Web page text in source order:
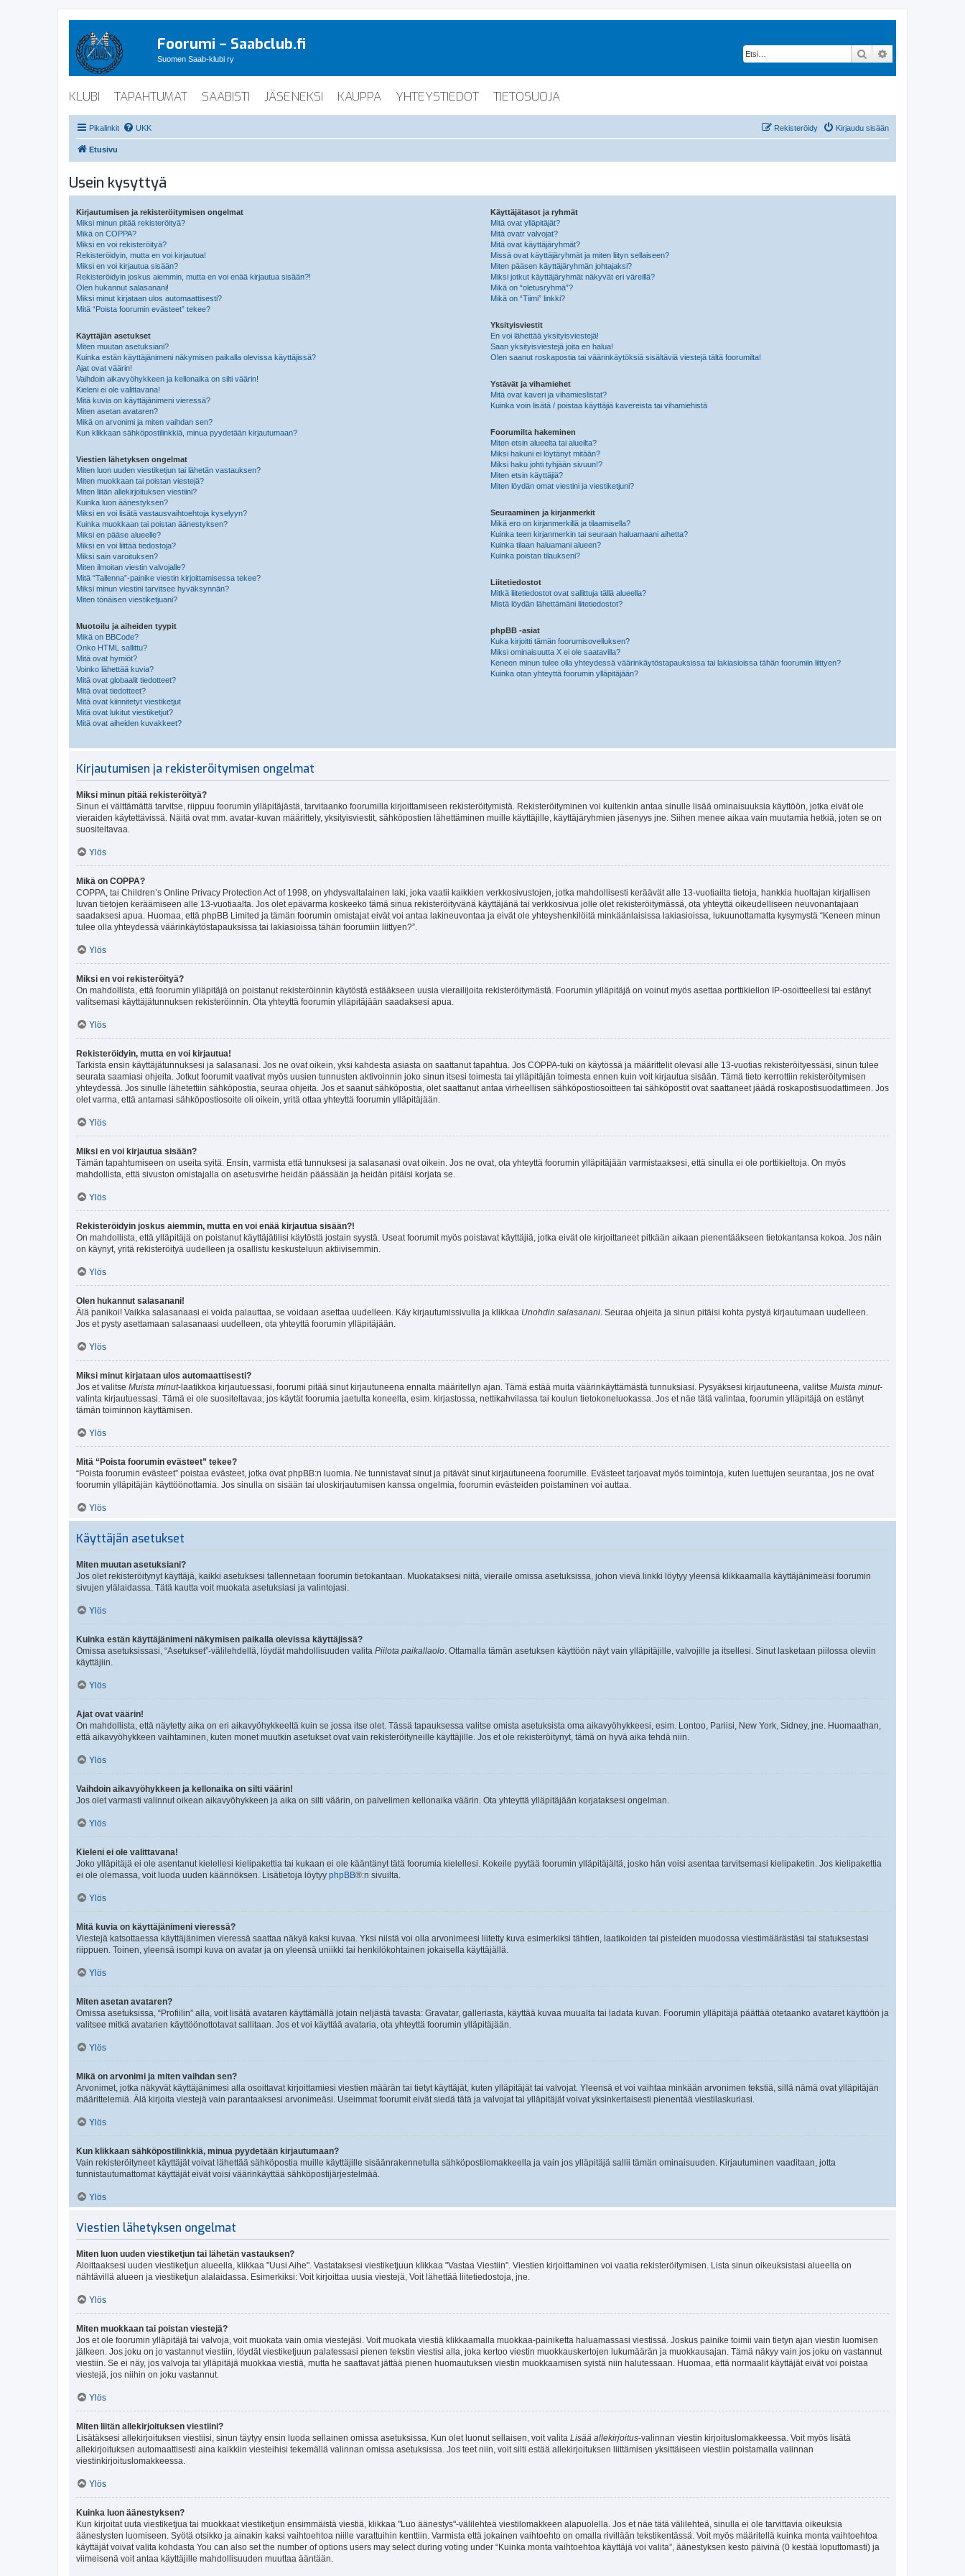
Foorumi – Saabclub.fi
Suomen Saab-klubi ry Etsi
KLUBI TAPAHTUMAT SAABISTI JÄSENEKSI KAUPPA YHTEYSTIEDOT TIETOSUOJA
Pikalinkit UKK Kirjaudu sisään
Rekisteröidy
Etusivu
Usein kysyttyä
Kirjautumisen ja rekisteröitymisen ongelmat
Miksi minun pitää rekisteröityä?
Mikä on COPPA?
Miksi en voi rekisteröityä?
Rekisteröidyin, mutta en voi kirjautua!
Miksi en voi kirjautua sisään?
Rekisteröidyin joskus aiemmin, mutta en voi enää kirjautua sisään?!
Olen hukannut salasanani!
Miksi minut kirjataan ulos automaattisesti?
Mitä “Poista foorumin evästeet” tekee?
Käyttäjän asetukset
Miten muutan asetuksiani?
Kuinka estän käyttäjänimeni näkymisen paikalla olevissa käyttäjissä?
Ajat ovat väärin!
Vaihdoin aikavyöhykkeen ja kellonaika on silti väärin!
Kieleni ei ole valittavana!
Mitä kuvia on käyttäjänimeni vieressä?
Miten asetan avataren?
Mikä on arvonimi ja miten vaihdan sen?
Kun klikkaan sähköpostilinkkiä, minua pyydetään kirjautumaan?
Viestien lähetyksen ongelmat
Miten luon uuden viestiketjun tai lähetän vastauksen?
Miten muokkaan tai poistan viestejä?
Miten liitän allekirjoituksen viestiini?
Kuinka luon äänestyksen?
Miksi en voi lisätä vastausvaihtoehtoja kyselyyn?
Kuinka muokkaan tai poistan äänestyksen?
Miksi en pääse alueelle?
Miksi en voi liittää tiedostoja?
Miksi sain varoituksen?
Miten ilmoitan viestin valvojalle?
Mitä “Tallenna”-painike viestin kirjoittamisessa tekee?
Miksi minun viestini tarvitsee hyväksynnän?
Miten tönäisen viestiketjuani?
Muotoilu ja aiheiden tyypit
Mikä on BBCode?
Onko HTML sallittu?
Mitä ovat hymiöt?
Voinko lähettää kuvia?
Mitä ovat globaalit tiedotteet?
Mitä ovat tiedotteet?
Mitä ovat kiinnitetyt viestiketjut
Mitä ovat lukitut viestiketjut?
Mitä ovat aiheiden kuvakkeet?
Käyttäjätasot ja ryhmät
Mitä ovat ylläpitäjät?
Mitä ovatr valvojat?
Mitä ovat käyttäjäryhmät?
Missä ovat käyttäjäryhmät ja miten liityn sellaiseen?
Miten pääsen käyttäjäryhmän johtajaksi?
Miksi jotkut käyttäjäryhmät näkyvät eri väreillä?
Mikä on “oletusryhmä”?
Mikä on “Tiimi” linkki?
Yksityisviestit
En voi lähettää yksityisviestejä!
Saan yksityisviestejä joita en halua!
Olen saanut roskapostia tai väärinkäytöksiä sisältäviä viestejä tältä foorumilta!
Ystävät ja vihamiehet
Mitä ovat kaveri ja vihamieslistat?
Kuinka voin lisätä / poistaa käyttäjiä kavereista tai vihamiehistä
Foorumilta hakeminen
Miten etsin alueelta tai alueilta?
Miksi hakuni ei löytänyt mitään?
Miksi haku johti tyhjään sivuun!?
Miten etsin käyttäjiä?
Miten löydän omat viestini ja viestiketjuni?
Seuraaminen ja kirjanmerkit
Mikä ero on kirjanmerkillä ja tilaamisella?
Kuinka teen kirjanmerkin tai seuraan haluamaani aihetta?
Kuinka tilaan haluamani alueen?
Kuinka poistan tilaukseni?
Liitetiedostot
Mitkä liitetiedostot ovat sallittuja tällä alueella?
Mistä löydän lähettämäni liitetiedostot?
phpBB -asiat
Kuka kirjoitti tämän foorumisovelluksen?
Miksi ominaisuutta X ei ole saatavilla?
Keneen minun tulee olla yhteydessä väärinkäytöstapauksissa tai lakiasioissa tähän foorumiin liittyen?
Kuinka otan yhteyttä foorumin ylläpitäjään?
Kirjautumisen ja rekisteröitymisen ongelmat
Miksi minun pitää rekisteröityä?
Sinun ei välttämättä tarvitse, riippuu foorumin ylläpitäjästä, tarvitaanko foorumilla kirjoittamiseen rekisteröitymistä. Rekisteröityminen voi kuitenkin antaa sinulle lisää ominaisuuksia käyttöön, jotka eivät ole
vieraiden käytettävissä. Näitä ovat mm. avatar-kuvan määrittely, yksityisviestit, sähköpostien lähettäminen muille käyttäjille, käyttäjäryhmien jäsenyys jne. Siihen menee aikaa vain muutamia hetkiä, joten se on
suositeltavaa.
Ylös
Mikä on COPPA?
COPPA, tai Children’s Online Privacy Protection Act of 1998, on yhdysvaltalainen laki, joka vaatii kaikkien verkkosivustojen, jotka mahdollisesti keräävät alle 13-vuotiailta tietoja, hankkia huoltajan kirjallisen
luvan tietojen keräämiseen alle 13-vuotiaalta. Jos olet epävarma koskeeko tämä sinua rekisteröityvänä käyttäjänä tai verkkosivua jolle olet rekisteröitymässä, ota yhteyttä oikeudelliseen neuvonantajaan
saadaksesi apua. Huomaa, että phpBB Limited ja tämän foorumin omistajat eivät voi antaa lakineuvontaa ja eivät ole yhteyshenkilöitä minkäänlaisissa lakiasioissa, lukuunottamatta kysymystä “Keneen minun
tulee olla yhteydessä väärinkäytöstapauksissa tai lakiasioissa tähän foorumiin liittyen?”.
Ylös
Miksi en voi rekisteröityä?
On mahdollista, että foorumin ylläpitäjä on poistanut rekisteröinnin käytöstä estääkseen uusia vierailijoita rekisteröitymästä. Foorumin ylläpitäjä on voinut myös asettaa porttikiellon IP-osoitteellesi tai estänyt
valitsemasi käyttäjätunnuksen rekisteröinnin. Ota yhteyttä foorumin ylläpitäjään saadaksesi apua.
Ylös
Rekisteröidyin, mutta en voi kirjautua!
Tarkista ensin käyttäjätunnuksesi ja salasanasi. Jos ne ovat oikein, yksi kahdesta asiasta on saattanut tapahtua. Jos COPPA-tuki on käytössä ja määrittelit olevasi alle 13-vuotias rekisteröityessäsi, sinun tulee
seurata saamiasi ohjeita. Jotkut foorumit vaativat myös uusien tunnusten aktivoinnin joko sinun itsesi toimesta tai ylläpitäjän toimesta ennen kuin voit kirjautua sisään. Tämä tieto kerrottiin rekisteröitymisen
yhteydessä. Jos sinulle lähetettiin sähköpostia, seuraa ohjeita. Jos et saanut sähköpostia, olet saattanut antaa virheellisen sähköpostiosoitteen tai sähköpostit ovat saattaneet jäädä roskapostisuodattimeen. Jos
olet varma, että antamasi sähköpostiosoite oli oikein, yritä ottaa yhteyttä foorumin ylläpitäjään.
Ylös
Miksi en voi kirjautua sisään?
Tämän tapahtumiseen on useita syitä. Ensin, varmista että tunnuksesi ja salasanasi ovat oikein. Jos ne ovat, ota yhteyttä foorumin ylläpitäjään varmistaaksesi, että sinulla ei ole porttikieltoja. On myös
mahdollista, että sivuston omistajalla on asetusvirhe heidän päässään ja heidän pitäisi korjata se.
Ylös
Rekisteröidyin joskus aiemmin, mutta en voi enää kirjautua sisään?!
On mahdollista, että ylläpitäjä on poistanut käyttäjätilisi käytöstä jostain syystä. Useat foorumit myös poistavat käyttäjiä, jotka eivät ole kirjoittaneet pitkään aikaan pienentääkseen tietokantansa kokoa. Jos näin
on käynyt, yritä rekisteröityä uudelleen ja osallistu keskusteluun aktiivisemmin.
Ylös
Olen hukannut salasanani!
Älä panikoi! Vaikka salasanaasi ei voida palauttaa, se voidaan asettaa uudelleen. Käy kirjautumissivulla ja klikkaa Unohdin salasanani . Seuraa ohjeita ja sinun pitäisi kohta pystyä kirjautumaan uudelleen.
Jos et pysty asettamaan salasanaasi uudelleen, ota yhteyttä foorumin ylläpitäjään.
Ylös
Miksi minut kirjataan ulos automaattisesti?
Jos et valitse Muista minut-laatikkoa kirjautuessasi, foorumi pitää sinut kirjautuneena ennalta määritellyn ajan. Tämä estää muita väärinkäyttämästä tunnuksiasi. Pysyäksesi kirjautuneena, valitse Muista minut-
valinta kirjautuessasi. Tämä ei ole suositeltavaa, jos käytät foorumia jaetulta koneelta, esim. kirjastossa, nettikahvilassa tai koulun tietokoneluokassa. Jos et näe tätä valintaa, foorumin ylläpitäjä on estänyt
tämän toiminnon käyttämisen.
Ylös
Mitä “Poista foorumin evästeet” tekee?
“Poista foorumin evästeet” poistaa evästeet, jotka ovat phpBB:n luomia. Ne tunnistavat sinut ja pitävät sinut kirjautuneena foorumille. Evästeet tarjoavat myös toimintoja, kuten luettujen seurantaa, jos ne ovat
foorumin ylläpitäjän käyttöönottamia. Jos sinulla on sisään tai uloskirjautumisen kanssa ongelmia, foorumin evästeiden poistaminen voi auttaa.
Ylös
Käyttäjän asetukset
Miten muutan asetuksiani?
Jos olet rekisteröitynyt käyttäjä, kaikki asetuksesi tallennetaan foorumin tietokantaan. Muokataksesi niitä, vieraile omissa asetuksissa, johon vievä linkki löytyy yleensä klikkaamalla käyttäjänimeäsi foorumin
sivujen ylälaidassa. Tätä kautta voit muokata asetuksiasi ja valintojasi.
Ylös
Kuinka estän käyttäjänimeni näkymisen paikalla olevissa käyttäjissä?
Omissa asetuksissasi, “Asetukset”-välilehdellä, löydät mahdollisuuden valita Piilota paikallaolo . Ottamalla tämän asetuksen käyttöön näyt vain ylläpitäjille, valvojille ja itsellesi. Sinut lasketaan piilossa oleviin
käyttäjiin.
Ylös
Ajat ovat väärin!
On mahdollista, että näytetty aika on eri aikavyöhykkeeltä kuin se jossa itse olet. Tässä tapauksessa valitse omista asetuksista oma aikavyöhykkeesi, esim. Lontoo, Pariisi, New York, Sidney, jne. Huomaathan,
että aikavyöhykkeen vaihtaminen, kuten monet muutkin asetukset ovat vain rekisteröityneille käyttäjille. Jos et ole rekisteröitynyt, tämä on hyvä aika tehdä niin.
Ylös
Vaihdoin aikavyöhykkeen ja kellonaika on silti väärin!
Jos olet varmasti valinnut oikean aikavyöhykkeen ja aika on silti väärin, on palvelimen kellonaika väärin. Ota yhteyttä ylläpitäjään korjataksesi ongelman.
Ylös
Kieleni ei ole valittavana!
Joko ylläpitäjä ei ole asentanut kielellesi kielipakettia tai kukaan ei ole kääntänyt tätä foorumia kielellesi. Kokeile pyytää foorumin ylläpitäjältä, josko hän voisi asentaa tarvitsemasi kielipaketin. Jos kielipakettia
ei ole olemassa, voit luoda uuden käännöksen. Lisätietoja löytyy phpBB®:n sivuilta.
Ylös
Mitä kuvia on käyttäjänimeni vieressä?
Viestejä katsottaessa käyttäjänimen vieressä saattaa näkyä kaksi kuvaa. Yksi niistä voi olla arvonimeesi liitetty kuva esimerkiksi tähtien, laatikoiden tai pisteiden muodossa viestimäärästäsi tai statuksestasi
riippuen. Toinen, yleensä isompi kuva on avatar ja on yleensä uniikki tai henkilökohtainen jokaisella käyttäjällä.
Ylös
Miten asetan avataren?
Omissa asetuksissa, “Profiilin” alla, voit lisätä avataren käyttämällä jotain neljästä tavasta: Gravatar, galleriasta, käyttää kuvaa muualta tai ladata kuvan. Foorumin ylläpitäjä päättää otetaanko avataret käyttöön ja
valitsee mitkä avatarien käyttöönottotavat sallitaan. Jos et voi käyttää avataria, ota yhteyttä foorumin ylläpitäjään.
Ylös
Mikä on arvonimi ja miten vaihdan sen?
Arvonimet, jotka näkyvät käyttäjänimesi alla osoittavat kirjoittamiesi viestien määrän tai tietyt käyttäjät, kuten ylläpitäjät tai valvojat. Yleensä et voi vaihtaa minkään arvonimen tekstiä, sillä nämä ovat ylläpitäjän
määrittelemiä. Älä kirjoita viestejä vain parantaaksesi arvonimeäsi. Useimmat foorumit eivät siedä tätä ja valvojat tai ylläpitäjät voivat yksinkertaisesti pienentää viestilaskuriasi.
Ylös
Kun klikkaan sähköpostilinkkiä, minua pyydetään kirjautumaan?
Vain rekisteröityneet käyttäjät voivat lähettää sähköpostia muille käyttäjille sisäänrakennetulla sähköpostilomakkeella ja vain jos ylläpitäjä sallii tämän ominaisuuden. Kirjautuminen vaaditaan, jotta
tunnistautumattomat käyttäjät eivät voisi väärinkäyttää sähköpostijärjestelmää.
Ylös
Viestien lähetyksen ongelmat
Miten luon uuden viestiketjun tai lähetän vastauksen?
Aloittaaksesi uuden viestiketjun alueella, klikkaa "Uusi Aihe". Vastataksesi viestiketjuun klikkaa "Vastaa Viestiin". Viestien kirjoittaminen voi vaatia rekisteröitymisen. Lista sinun oikeuksistasi alueella on
nähtävillä alueen ja viestiketjun alalaidassa. Esimerkiksi: Voit kirjoittaa uusia viestejä, Voit lähettää liitetiedostoja, jne.
Ylös
Miten muokkaan tai poistan viestejä?
Jos et ole foorumin ylläpitäjä tai valvoja, voit muokata vain omia viestejäsi. Voit muokata viestiä klikkaamalla muokkaa-painiketta haluamassasi viestissä. Joskus painike toimii vain tietyn ajan viestin luomisen
jälkeen. Jos joku on jo vastannut viestiin, löydät viestiketjuun palatessasi pienen tekstin viestisi alla, joka kertoo viestin muokkauskertojen lukumäärän ja muokkausajan. Tämä näkyy vain jos joku on vastannut
viestiin. Se ei näy, jos valvoja tai ylläpitäjä muokkaa viestiä, mutta he saattavat jättää pienen huomautuksen viestin muokkaamisen syistä niin halutessaan. Huomaa, että normaalit käyttäjät eivät voi poistaa
viestejä, jos niihin on joku vastannut.
Ylös
Miten liitän allekirjoituksen viestiini?
Lisätäksesi allekirjoituksen viestiisi, sinun täytyy ensin luoda sellainen omissa asetuksissa. Kun olet luonut sellaisen, voit valita Lisää allekirjoitus-valinnan viestin kirjoituslomakkeessa. Voit myös lisätä
allekirjoituksen automaattisesti aina kaikkiin viesteihisi tekemällä valinnan omissa asetuksissa. Jos teet niin, voit silti estää allekirjoituksen liittämisen yksittäiseen viestiin poistamalla valinnan
viestinkirjoituslomakkeessa.
Ylös
Kuinka luon äänestyksen?
Kun kirjoitat uuta viestiketjua tai muokkaat viestiketjun ensimmäistä viestiä, klikkaa "Luo äänestys"-välilehteä viestilomakkeen alapuolella. Jos et näe tätä välilehteä, sinulla ei ole tarvittavia oikeuksia
äänestysten luomiseen. Syötä otsikko ja ainakin kaksi vaihtoehtoa niille varattuihin kenttiin. Varmista että jokainen vaihtoehto on omalla rivillään tekstikentässä. Voit myös määritellä kuinka monta vaihtoehtoa
käyttäjät voivat valita kohdasta You can also set the number of options users may select during voting under “Kuinka monta vaihtoehtoa käyttäjä voi valita”, äänestyksen kesto päivinä (0 kestää loputtomasti) ja
viimeisenä voit antaa käyttäjille mahdollisuuden muuttaa ääntään.